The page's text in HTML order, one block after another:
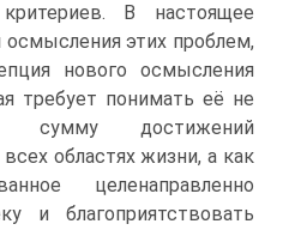
В настоящее
осмысления этих проблем,
нового осмысления
требует понимать её не
сумму достижений
областях жизни, а как
целенаправленно
и благоприятствовать